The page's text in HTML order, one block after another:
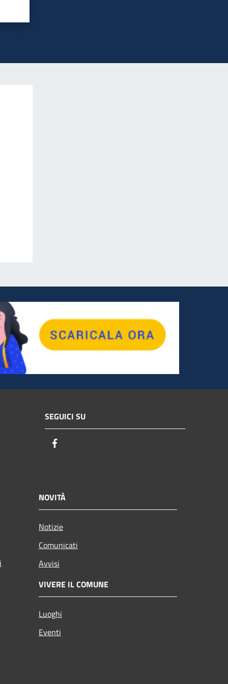
SEGUICI SU
NOVITÀ
Notizie
Comunicati
Avvisi
VIVERE IL COMUNE
Luoghi
Eventi